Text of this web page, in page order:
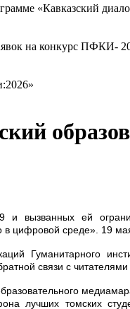
«Кавказский
на конкурс ПФКИ-
и вызванных ей
цифровой среде». 19
Гуманитарного
связи с читателями
лучших томских